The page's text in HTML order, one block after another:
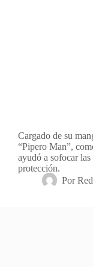
Cargado de su
“Pipero Man”,
ayudó a sofocar
protección.
Por